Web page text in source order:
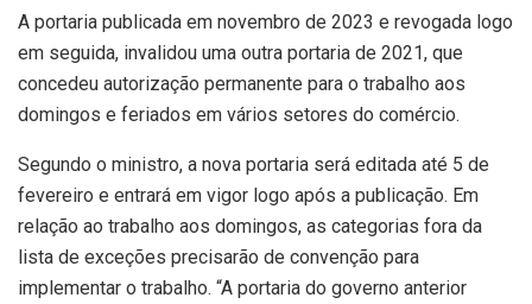
A portaria publicada em novembro de 2023 e revogada logo
em seguida, invalidou uma outra portaria de 2021, que
concedeu autorização permanente para o trabalho aos
domingos e feriados em vários setores do comércio.
Segundo o ministro, a nova portaria será editada até 5 de
fevereiro e entrará em vigor logo após a publicação. Em
relação ao trabalho aos domingos, as categorias fora da
lista de exceções precisarão de convenção para
implementar o trabalho. “A portaria do governo anterior